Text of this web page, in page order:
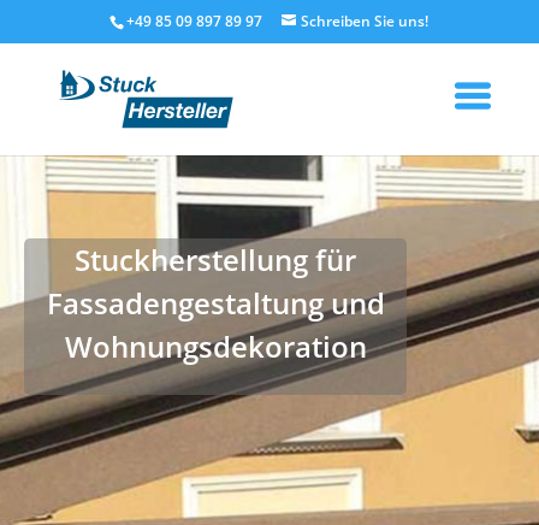
+49 85 09 897 89 97
Stuckherstellung für
Fassadengestaltung und
Wohnungsdekoration